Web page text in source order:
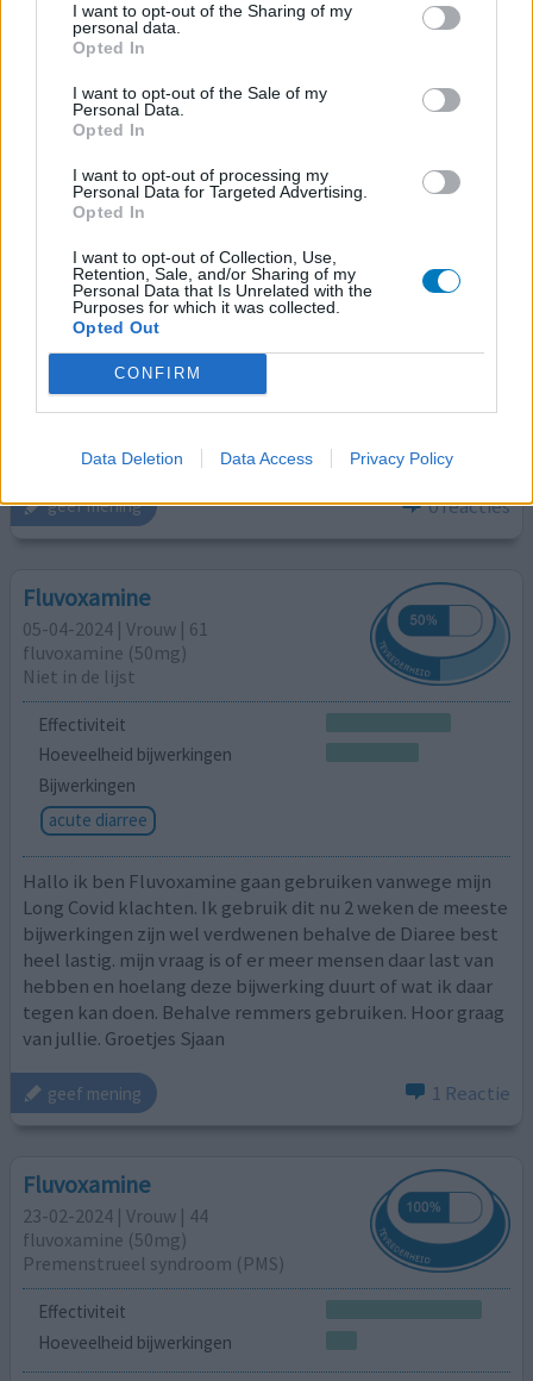
I want to opt-out of the Sharing of my
personal data.
Opted In
I want to opt-out of the Sale of my
Personal Data.
Opted In
I want to opt-out of processing my
Personal Data for Targeted Advertising.
Opted In
I want to opt-out of Collection, Use,
Retention, Sale, and/or Sharing of my
Personal Data that Is Unrelated with the
Purposes for which it was collected.
Opted Out
CONFIRM
Data Deletion Data Access Privacy Policy
Fluvoxamine
20-06-2024 | Man | 32
Obsessieve-compulsieve stoornis
Effectiviteit
Hoeveelheid bijwerkingen
Bijwerkingen
Over het algemeen wel tevreden, maar wat betreft m'n
libido is het beduidend minder. Alsof er gewoon geen
libido meer is....iemand die dit herkent? Graag zou ik
hierin verandering in willen brengen. Ik heb al
erectiepillen, maar dat is ook niet alles,libido blijft het
helpen/adviseren? Mijn dank is groot!
geef mening 0 reacties
Fluvoxamine
05-04-2024 | Vrouw | 61
fluvoxamine (50mg)
Niet in de lijst
Effectiviteit
Hoeveelheid bijwerkingen
Bijwerkingen
acute diarree
Hallo ik ben Fluvoxamine gaan gebruiken vanwege mijn
Long Covid klachten. Ik gebruik dit nu 2 weken de meeste
bijwerkingen zijn wel verdwenen behalve de Diaree best
heel lastig. mijn vraag is of er meer mensen daar last van
hebben en hoelang deze bijwerking duurt of wat ik daar
tegen kan doen. Behalve remmers gebruiken. Hoor graag
van jullie. Groetjes Sjaan
geef mening 1 Reactie
Fluvoxamine
23-02-2024 | Vrouw | 44
fluvoxamine (50mg)
Premenstrueel syndroom (PMS)
Effectiviteit
Hoeveelheid bijwerkingen